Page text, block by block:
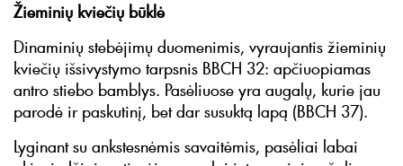
Žieminių kviečių būklė
Dinaminių stebėjimų duomenimis, vyraujantis žieminių
kviečių išsivystymo tarpsnis BBCH 32: apčiuopiamas
antro stiebo bamblys. Pasėliuose yra augalų, kurie jau
parodė ir paskutinį, bet dar susuktą lapą (BBCH 37).
Lyginant su ankstesnėmis savaitėmis, pasėliai labai